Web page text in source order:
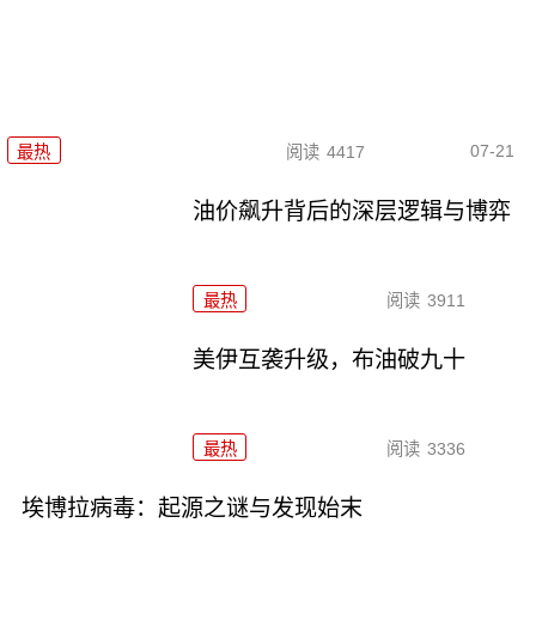
最热 阅读 4417 07-21
油价飙升背后的深层逻辑与博弈
最热 阅读 3911
美伊互袭升级，布油破九十
最热 阅读 3336
埃博拉病毒：起源之谜与发现始末